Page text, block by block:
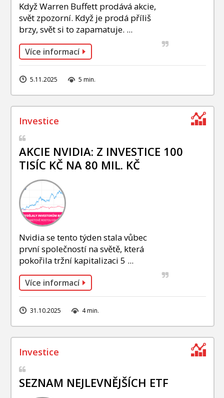
Když Warren Buffett prodává akcie,
svět zpozorní. Když je prodá příliš
brzy, svět si to zapamatuje. ...
Více informací
5.11.2025 5 min.
AKCIE NVIDIA: Z INVESTICE 100
TISÍC KČ NA 80 MIL. KČ
Nvidia se tento týden stala vůbec
první společností na světě, která
pokořila tržní kapitalizaci 5 ...
Více informací
31.10.2025 4 min.
SEZNAM NEJLEVNĚJŠÍCH ETF